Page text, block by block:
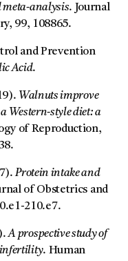
meta-analysis. Journal
99, 108865.
and Prevention
Acid.
Walnuts improve
Western-style diet: a
of Reproduction,
Protein intake and
of Obstetrics and
210.e7.
A prospective study of
infertility. Human